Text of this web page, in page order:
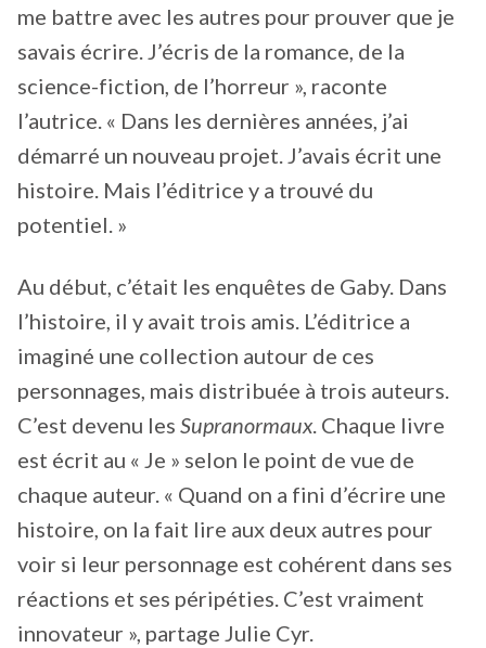
me battre avec les autres pour prouver que je
savais écrire. J’écris de la romance, de la
science-fiction, de l’horreur », raconte
l’autrice. « Dans les dernières années, j’ai
démarré un nouveau projet. J’avais écrit une
histoire. Mais l’éditrice y a trouvé du
potentiel. »
Au début, c’était les enquêtes de Gaby. Dans
l’histoire, il y avait trois amis. L’éditrice a
imaginé une collection autour de ces
personnages, mais distribuée à trois auteurs.
C’est devenu les Supranormaux. Chaque livre
est écrit au « Je » selon le point de vue de
chaque auteur. « Quand on a fini d’écrire une
histoire, on la fait lire aux deux autres pour
voir si leur personnage est cohérent dans ses
réactions et ses péripéties. C’est vraiment
innovateur », partage Julie Cyr.